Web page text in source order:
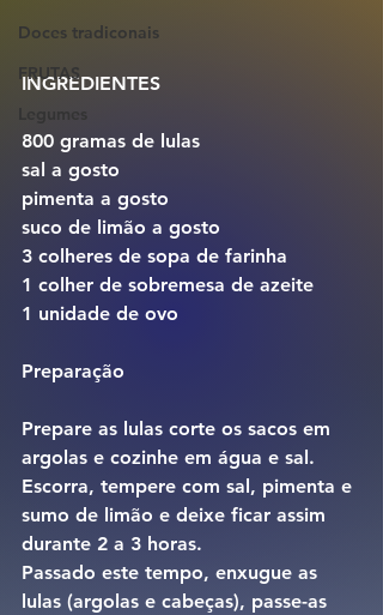
Doces tradiconais
FRUTAS
INGREDIENTES
800 gramas de lulas
sal a gosto
pimenta a gosto
suco de limão a gosto
3 colheres de sopa de farinha
1 colher de sobremesa de azeite
1 unidade de ovo
Preparação
Prepare as lulas corte os sacos em
argolas e cozinhe em água e sal.
Escorra, tempere com sal, pimenta e
sumo de limão e deixe ficar assim
durante 2 a 3 horas.
Passado este tempo, enxugue as
lulas (argolas e cabeças), passe-as